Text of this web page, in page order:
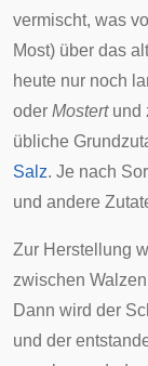
vermischt, was
Most) über das
heute nur noch
oder Mostertund
übliche
Salz. Je nach
und andere
Zur Herstellung
zwischen
Dann wird der
und der